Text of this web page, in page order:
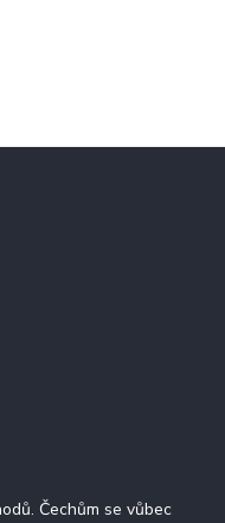
Čechům se vůbec